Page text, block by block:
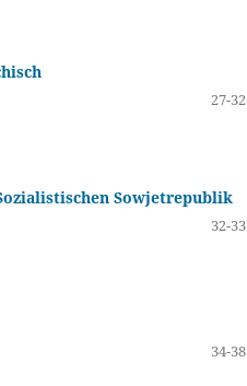
27-32
Sowjetrepublik
32-33
34-38